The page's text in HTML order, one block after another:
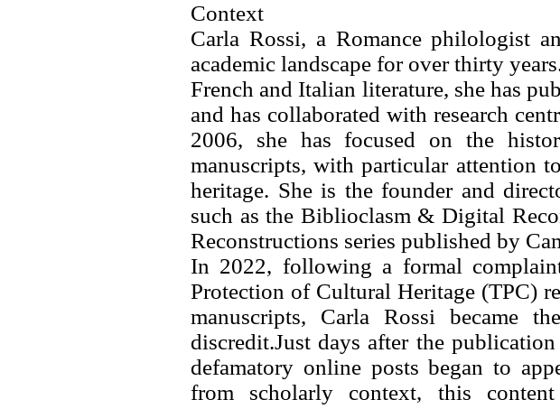
Context
Carla Rossi, a Romance philologist
academic landscape for over thirty
French and Italian literature, she has
and has collaborated with research
2006, she has focused on the
manuscripts, with particular attention
heritage. She is the founder and
such as the Biblioclasm & Digital
Reconstructions series published by
In 2022, following a formal
Protection of Cultural Heritage (TPC)
manuscripts, Carla Rossi became
discredit.Just days after the
defamatory online posts began to
from scholarly context, this